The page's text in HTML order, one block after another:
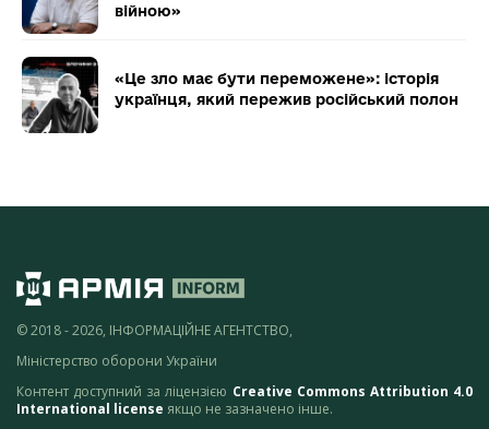
війною»
«Це зло має бути переможене»: історія
українця, який пережив російський полон
© 2018 - 2026, ІНФОРМАЦІЙНЕ АГЕНТСТВО,
Міністерство оборони України
Контент доступний за ліцензією Creative Commons Attribution 4.0
International license якщо не зазначено інше.